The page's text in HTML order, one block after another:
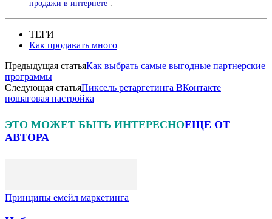
продажи в интернете .
ТЕГИ
Как продавать много
Предыдущая статьяКак выбрать самые выгодные партнерские
программы
Следующая статьяПиксель ретаргетинга ВКонтакте
пошаговая настройка
ЭТО МОЖЕТ БЫТЬ ИНТЕРЕСНОЕЩЕ ОТ
АВТОРА
Принципы емейл маркетинга